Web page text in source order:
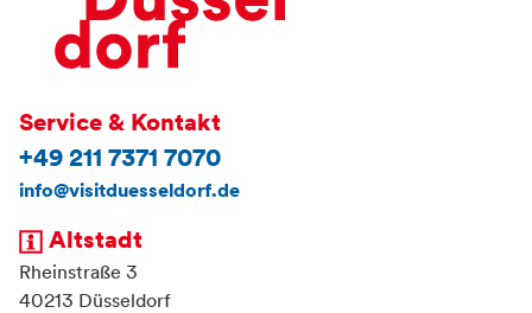
Service & Kontakt
+49 211 7371 7070
info@visitduesseldorf.de
Altstadt
Rheinstraße 3
40213 Düsseldorf